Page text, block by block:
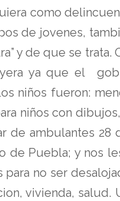
como
de jovenes,
y de que se
ya que el
niños fueron:
niños con
de ambulantes
Puebla; y nos
para no ser
vivienda,